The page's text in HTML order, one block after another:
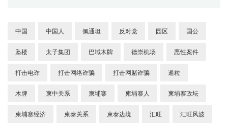
中国 中国人 佩通坦 反对党 园区 国公
坠楼 太子集团 巴域木牌 德崇机场 恶性案件
打击电诈 打击网络诈骗 打击网赌诈骗 暹粒
木牌 柬中关系 柬埔寨 柬埔寨人 柬埔寨政坛
柬埔寨经济 柬泰关系 柬泰边境 汇旺 汇旺风波